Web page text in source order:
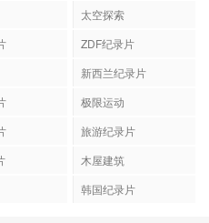
太空探索
ZDF纪录片
新西兰纪录片
极限运动
旅游纪录片
木屋建筑
韩国纪录片